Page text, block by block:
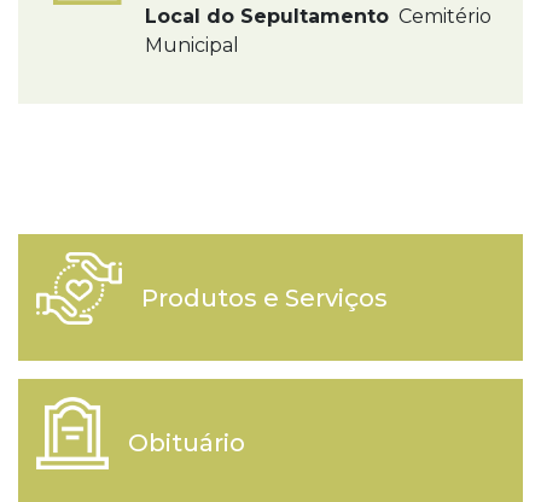
Local do Sepultamento Cemitério
Municipal
Produtos e Serviços
Obituário